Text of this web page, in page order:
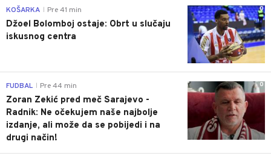
0
KOŠARKA Pre 41 min
Džoel Bolomboj ostaje: Obrt u slučaju
iskusnog centra
0
FUDBAL Pre 44 min
Zoran Zekić pred meč Sarajevo -
Radnik: Ne očekujem naše najbolje
izdanje, ali može da se pobijedi i na
drugi način!